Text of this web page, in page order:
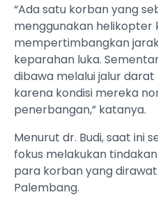
“Ada satu korban yang
menggunakan helikopter
mempertimbangkan
keparahan luka.
dibawa melalui jalur
karena kondisi mereka
penerbangan,” katanya.
Menurut dr. Budi, saat ini
fokus melakukan
para korban yang dirawat
Palembang.